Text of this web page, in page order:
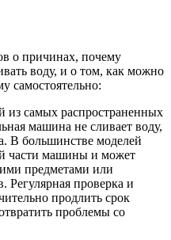
о причинах, почему
воду, и о том, как можно
самостоятельно:
из самых распространенных
машина не сливает воду,
В большинстве моделей
части машины и может
предметами или
Регулярная проверка и
продлить срок
проблемы со